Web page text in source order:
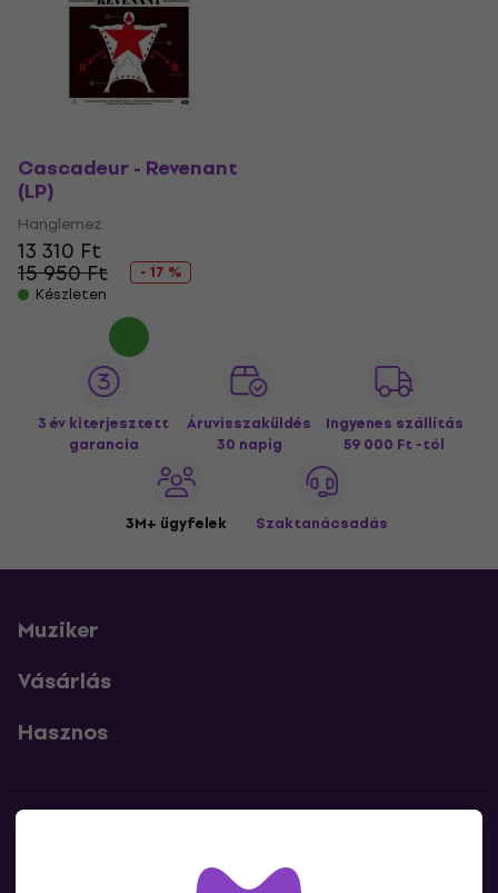
Cascadeur - Revenant
(LP)
Hanglemez
13 310 Ft
15 950 Ft
- 17 %
Készleten
3 év kiterjesztett
garancia
Áruvisszaküldés
30 napig
Ingyenes szállítás
59 000 Ft -tól
3M+ ügyfelek Szaktanácsadás
Muziker
Vásárlás
Hasznos
Lépj kapcsolatba velünk